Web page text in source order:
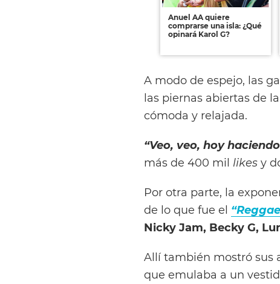
Anuel AA quiere
comprarse una isla: ¿Qué
opinará Karol G?
A modo de espejo, las
las piernas abiertas de
cómoda y relajada.
“Veo, veo, hoy
más de 400 mil likes y
Por otra parte, la
de lo que fue el
Nicky Jam, Becky G,
Allí también mostró sus
que emulaba a un